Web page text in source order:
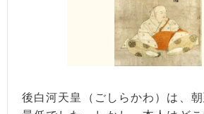
後白河天皇（ごしらかわ）は、